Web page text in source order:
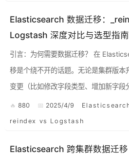
Elasticsearch 数据迁移：
Logstash 深度对比与选型指南
引言：为何需要数据迁移？ 在 Elasticsearch 的世界里，数据迁
移是个绕不开的话题。无论是集群版
变更（比如修改字段类型、增加新字段
调整，还是单纯的数据归档整理，都可
880 2025/4/9
reindex vs Logstash
Elasticsearch 跨集群数据迁